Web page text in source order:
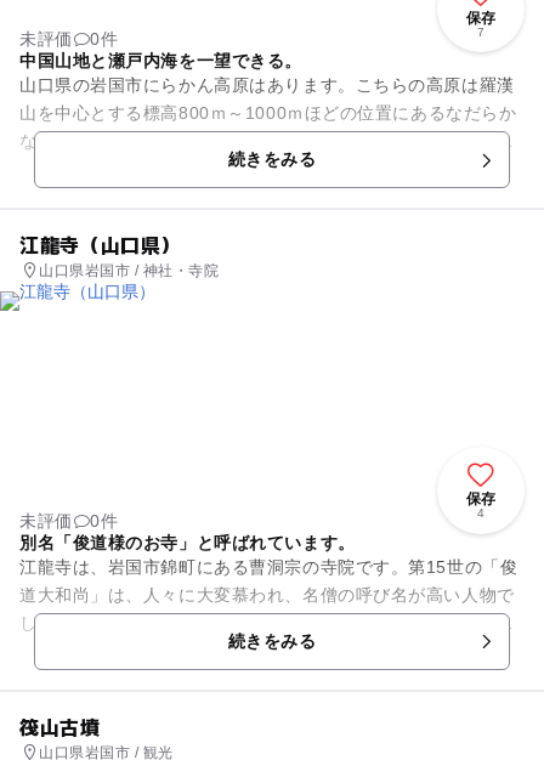
保存
7
未評価
0件
中国山地と瀬戸内海を一望できる。
山口県の岩国市にらかん高原はあります。こちらの高原は羅漢
山を中心とする標高800ｍ～1000ｍほどの位置にあるなだらか
な高原のことです。夏でも涼しいため西の軽井沢とよばれてい
続きをみる
江龍寺（山口県）
山口県岩国市 / 神社・寺院
保存
4
未評価
0件
別名「俊道様のお寺」と呼ばれています。
江龍寺は、岩国市錦町にある曹洞宗の寺院です。第15世の「俊
道大和尚」は、人々に大変慕われ、名僧の呼び名が高い人物で
した。しかし晩年、下肢痛や腰痛、すその病気に苦しみまし
続きをみる
筏山古墳
山口県岩国市 / 観光